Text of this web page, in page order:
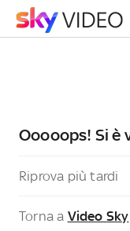
Ooooops! Si è
Riprova più tardi
Torna a Video Sky